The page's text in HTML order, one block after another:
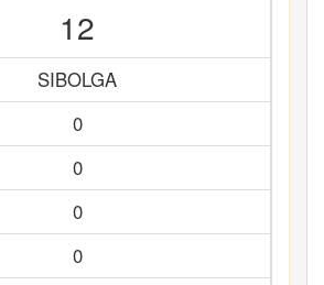
12
SIBOLGA
0
0
0
0